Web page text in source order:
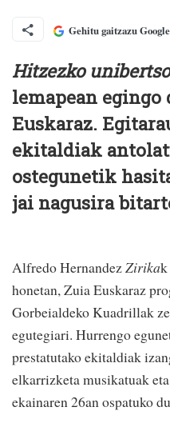
Gehitu gaitzazu
Hitzezko
lemapean egingo
Euskaraz.
ekitaldiak
ostegunetik
jai nagusira
Alfredo HernandezZirikak
honetan, Zuia Euskaraz
Gorbeialdeko Kuadrillak
egutegiari. Hurrengo
prestatutako ekitaldiak
elkarrizketa musikatuak
ekainaren 26an ospatuko